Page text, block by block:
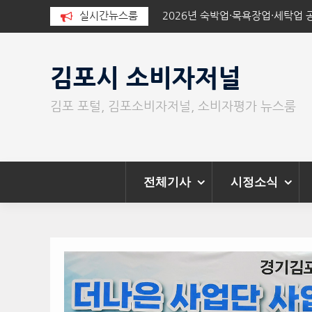
실시간뉴스룸
세탁업 공중위생서비스평가 결 경기김포지역자활센터 ‘더나은 사
김포시 소비자저널
김포 포털, 김포소비자저널, 소비자평가 뉴스룸
전체기사 시정소식
전
체